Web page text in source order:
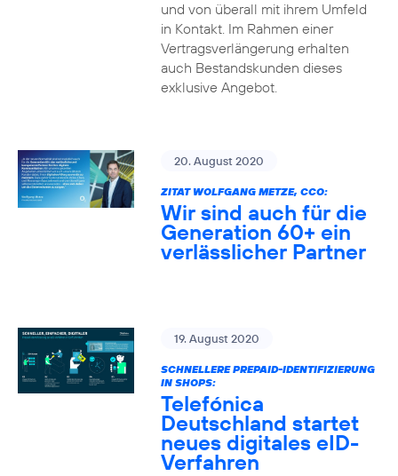
und von überall mit ihrem Umfeld
in Kontakt. Im Rahmen einer
Vertragsverlängerung erhalten
auch Bestandskunden dieses
exklusive Angebot.
20. August 2020
ZITAT WOLFGANG METZE, CCO:
Wir sind auch für die
Generation 60+ ein
verlässlicher Partner
19. August 2020
SCHNELLERE PREPAID-IDENTIFIZIERUNG
IN SHOPS:
Telefónica
Deutschland startet
neues digitales eID-
Verfahren